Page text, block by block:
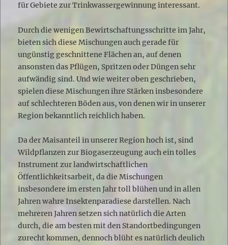
für Gebiete zur Trinkwassergewinnung interessant.
Durch die wenigen Bewirtschaftungsschritte im Jahr,
bieten sich diese Mischungen auch gerade für
ungünstig geschnittene Flächen an, auf denen
ansonsten das Pflügen, Spritzen oder Düngen sehr
aufwändig sind. Und wie weiter oben geschrieben,
spielen diese Mischungen ihre Stärken insbesondere
auf schlechteren Böden aus, von denen wir in unserer
Region bekanntlich reichlich haben.
Da der Maisanteil in unserer Region hoch ist, sind
Wildpflanzen zur Biogaserzeugung auch ein tolles
Instrument zur landwirtschaftlichen
Öffentlichkeitsarbeit, da die Mischungen
insbesondere im ersten Jahr toll blühen und in allen
Jahren wahre Insektenparadiese darstellen. Nach
mehreren Jahren setzen sich natürlich die Arten
durch, die am besten mit den Standortbedingungen
zurecht kommen, dennoch blüht es natürlich deulich